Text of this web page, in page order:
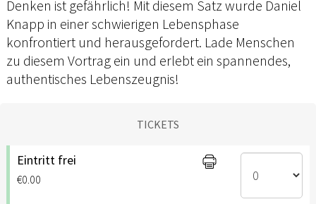
Denken ist gefährlich! Mit diesem Satz wurde Daniel
Knapp in einer schwierigen Lebensphase
konfrontiert und herausgefordert. Lade Menschen
zu diesem Vortrag ein und erlebt ein spannendes,
authentisches Lebenszeugnis!
TICKETS
Eintritt frei
€0.00